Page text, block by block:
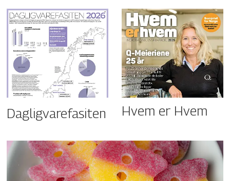
Dagligvarefasiten Hvem er Hvem